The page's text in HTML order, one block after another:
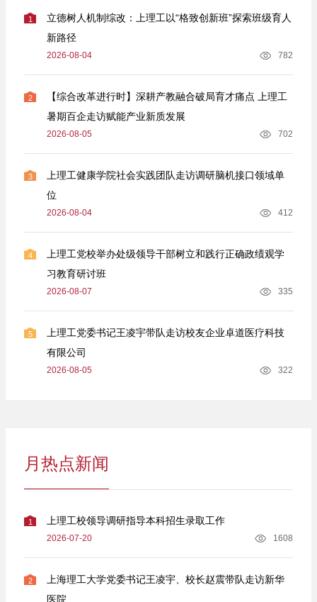
1
立德树人机制综改：上理工以“格致创新班”探索班级育人
新路径
2026-08-04 782
2
【综合改革进行时】深耕产教融合破局育才痛点 上理工
暑期百企走访赋能产业新质发展
2026-08-05 702
3
上理工健康学院社会实践团队走访调研脑机接口领域单
位
2026-08-04 412
4
上理工党校举办处级领导干部树立和践行正确政绩观学
习教育研讨班
2026-08-07 335
5
上理工党委书记王凌宇带队走访校友企业卓道医疗科技
有限公司
2026-08-05 322
月热点新闻
1 上理工校领导调研指导本科招生录取工作
2026-07-20 1608
2
上海理工大学党委书记王凌宇、校长赵震带队走访新华
医院